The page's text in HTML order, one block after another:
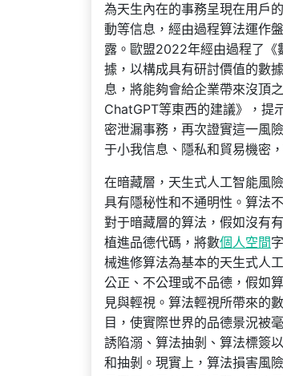
為天生內在的事務呈現在用戶
動等信息，經由過程算法運作
露。歐盟2022年經由過程了《
據，以構成具有研討價值的數
息，將能夠會給企業帶來沒頂
ChatGPT等東西的建議》，提
密泄漏事務，再次證實這一風
于小我信息、隱私和貿易機密
在暗藏層，天生式人工智能風
具有隱秘性和不通明性。算法
對于暗藏層的算法，假如沒有
植進品德代碼，將數個人空間
械進修算法為基本的天生式人
公正、不公理或不品德，假如
見與輕視。算法輕視所帶來的
目，使實際世界的品德景況被
誘陷溺、算法抽剝、算法標簽
和抽剝。現實上，算法損害風